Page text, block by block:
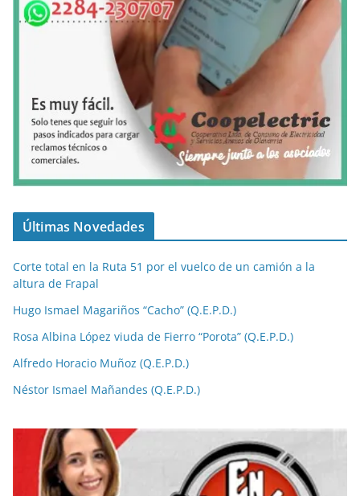
Últimas Novedades
Corte total en la Ruta 51 por el vuelco de un camión a la
altura de Frapal
Hugo Ismael Magariños “Cacho” (Q.E.P.D.)
Rosa Albina López viuda de Fierro “Porota” (Q.E.P.D.)
Alfredo Horacio Muñoz (Q.E.P.D.)
Néstor Ismael Mañandes (Q.E.P.D.)